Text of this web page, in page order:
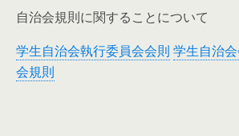
自治会規則に関することについて
学生自治会執行委員会会則 学生自治
会規則